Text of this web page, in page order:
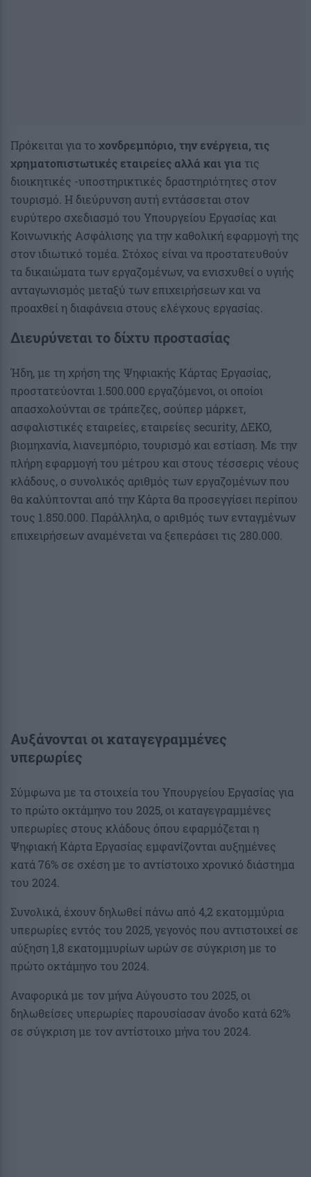
Πρόκειται για το χονδρεμπόριο, την ενέργεια, τις
χρηματοπιστωτικές εταιρείες αλλά και για τις
διοικητικές -υποστηρικτικές δραστηριότητες στον
τουρισμό. Η διεύρυνση αυτή εντάσσεται στον
ευρύτερο σχεδιασμό του Υπουργείου Εργασίας και
Κοινωνικής Ασφάλισης για την καθολική εφαρμογή της
στον ιδιωτικό τομέα. Στόχος είναι να προστατευθούν
τα δικαιώματα των εργαζομένων, να ενισχυθεί ο υγιής
ανταγωνισμός μεταξύ των επιχειρήσεων και να
προαχθεί η διαφάνεια στους ελέγχους εργασίας.
Διευρύνεται το δίχτυ προστασίας
Ήδη, με τη χρήση της Ψηφιακής Κάρτας Εργασίας,
προστατεύονται 1.500.000 εργαζόμενοι, οι οποίοι
απασχολούνται σε τράπεζες, σούπερ μάρκετ,
ασφαλιστικές εταιρείες, εταιρείες security, ΔΕΚΟ,
βιομηχανία, λιανεμπόριο, τουρισμό και εστίαση. Με την
πλήρη εφαρμογή του μέτρου και στους τέσσερις νέους
κλάδους, ο συνολικός αριθμός των εργαζομένων που
θα καλύπτονται από την Κάρτα θα προσεγγίσει περίπου
τους 1.850.000. Παράλληλα, ο αριθμός των ενταγμένων
επιχειρήσεων αναμένεται να ξεπεράσει τις 280.000.
Αυξάνονται οι καταγεγραμμένες
υπερωρίες
Σύμφωνα με τα στοιχεία του Υπουργείου Εργασίας για
το πρώτο οκτάμηνο του 2025, οι καταγεγραμμένες
υπερωρίες στους κλάδους όπου εφαρμόζεται η
Ψηφιακή Κάρτα Εργασίας εμφανίζονται αυξημένες
κατά 76% σε σχέση με το αντίστοιχο χρονικό διάστημα
του 2024.
Συνολικά, έχουν δηλωθεί πάνω από 4,2 εκατομμύρια
υπερωρίες εντός του 2025, γεγονός που αντιστοιχεί σε
αύξηση 1,8 εκατομμυρίων ωρών σε σύγκριση με το
πρώτο οκτάμηνο του 2024.
Αναφορικά με τον μήνα Αύγουστο του 2025, οι
δηλωθείσες υπερωρίες παρουσίασαν άνοδο κατά 62%
σε σύγκριση με τον αντίστοιχο μήνα του 2024.